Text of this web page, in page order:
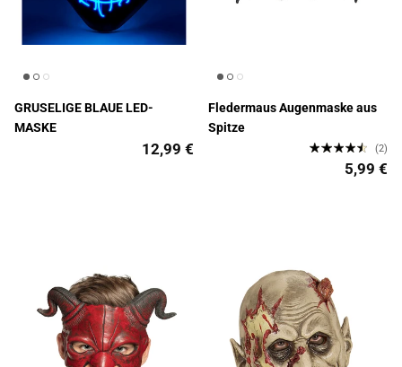
GRUSELIGE BLAUE LED-
MASKE
12,99 €
Fledermaus Augenmaske aus
Spitze
(2)
5,99 €